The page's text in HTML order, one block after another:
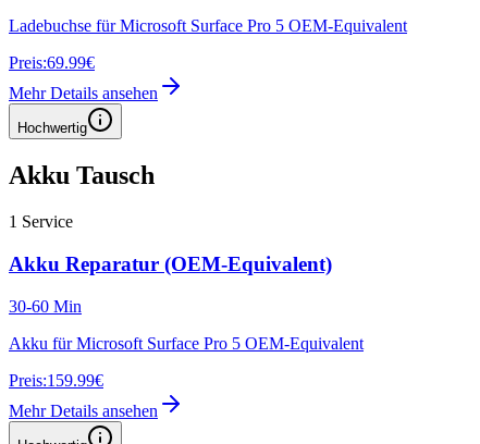
Ladebuchse für Microsoft Surface Pro 5 OEM-Equivalent
Preis:69.99€
Mehr Details ansehen
Hochwertig
Akku Tausch
1 Service
Akku Reparatur (OEM-Equivalent)
30-60 Min
Akku für Microsoft Surface Pro 5 OEM-Equivalent
Preis:159.99€
Mehr Details ansehen